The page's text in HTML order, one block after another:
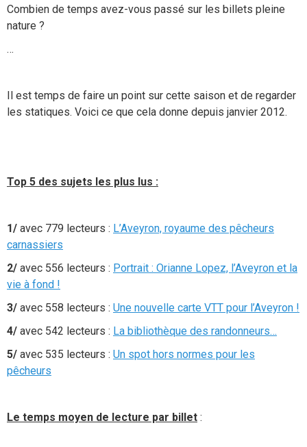
Combien de temps avez-vous passé sur les billets pleine
nature ?
…
Il est temps de faire un point sur cette saison et de regarder
les statiques. Voici ce que cela donne depuis janvier 2012.
Top 5 des sujets les plus lus :
1/ avec 779 lecteurs : L’Aveyron, royaume des pêcheurs
carnassiers
2/ avec 556 lecteurs : Portrait : Orianne Lopez, l’Aveyron et la
vie à fond !
3/ avec 558 lecteurs : Une nouvelle carte VTT pour l’Aveyron !
4/ avec 542 lecteurs : La bibliothèque des randonneurs…
5/ avec 535 lecteurs : Un spot hors normes pour les
pêcheurs
Le temps moyen de lecture par billet :